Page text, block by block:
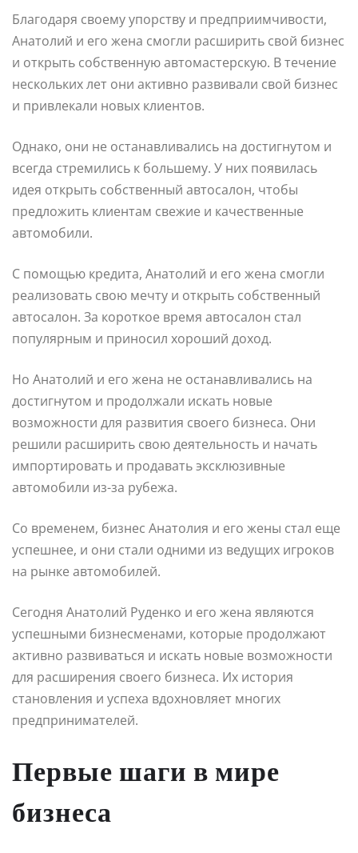
Благодаря своему упорству и предприимчивости,
Анатолий и его жена смогли расширить свой бизнес
и открыть собственную автомастерскую. В течение
нескольких лет они активно развивали свой бизнес
и привлекали новых клиентов.
Однако, они не останавливались на достигнутом и
всегда стремились к большему. У них появилась
идея открыть собственный автосалон, чтобы
предложить клиентам свежие и качественные
автомобили.
С помощью кредита, Анатолий и его жена смогли
реализовать свою мечту и открыть собственный
автосалон. За короткое время автосалон стал
популярным и приносил хороший доход.
Но Анатолий и его жена не останавливались на
достигнутом и продолжали искать новые
возможности для развития своего бизнеса. Они
решили расширить свою деятельность и начать
импортировать и продавать эксклюзивные
автомобили из-за рубежа.
Со временем, бизнес Анатолия и его жены стал еще
успешнее, и они стали одними из ведущих игроков
на рынке автомобилей.
Сегодня Анатолий Руденко и его жена являются
успешными бизнесменами, которые продолжают
активно развиваться и искать новые возможности
для расширения своего бизнеса. Их история
становления и успеха вдохновляет многих
предпринимателей.
Первые шаги в мире
бизнеса